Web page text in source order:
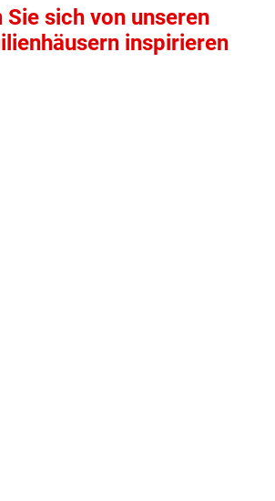
Sie sich von unseren
inspirieren